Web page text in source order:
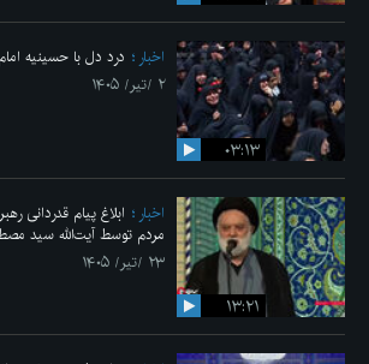
۰۳:۱۳
اخبار
درد دل با حسینیه
۲ /تیر/ ۱۴۰۵
۱۳:۲۱
اخبار
ابلاغ پیام قدردانی
مردم توسط آیت‌الله سید
۲۳ /تیر/ ۱۴۰۵